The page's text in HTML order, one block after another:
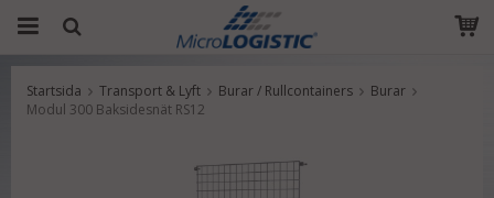
Produkten har blivit tillagd i varukorgen
Startsida Transport & Lyft Burar / Rullcontainers
Burar
Modul 300 Baksidesnät RS12